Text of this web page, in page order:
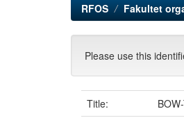
RFOS Fakultet
Please use this
Title: